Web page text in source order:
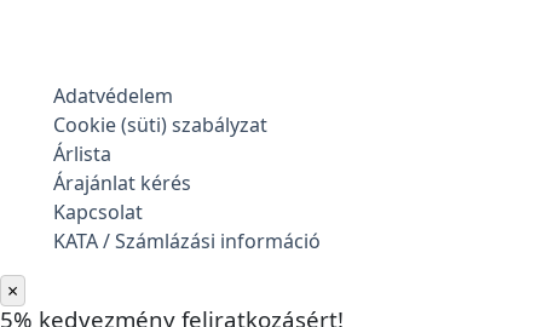
Adatvédelem
Cookie (süti) szabályzat
Árlista
Árajánlat kérés
Kapcsolat
KATA / Számlázási információ
×
5% kedvezmény feliratkozásért!